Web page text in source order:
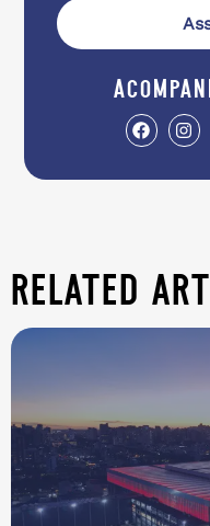
related